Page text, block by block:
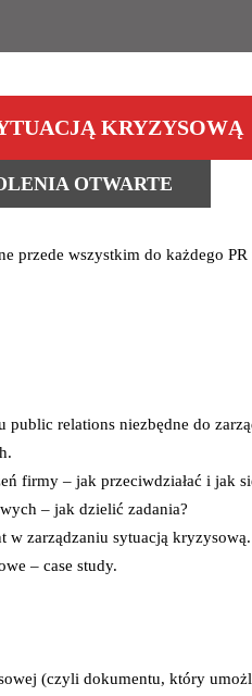
KRYZYSOWĄ
OTWARTE
przede wszystkim do każdego
public relations niezbędne do
firmy – jak przeciwdziałać i jak
– jak dzielić zadania?
w zarządzaniu sytuacją kryzysową.
– case study.
(czyli dokumentu, który